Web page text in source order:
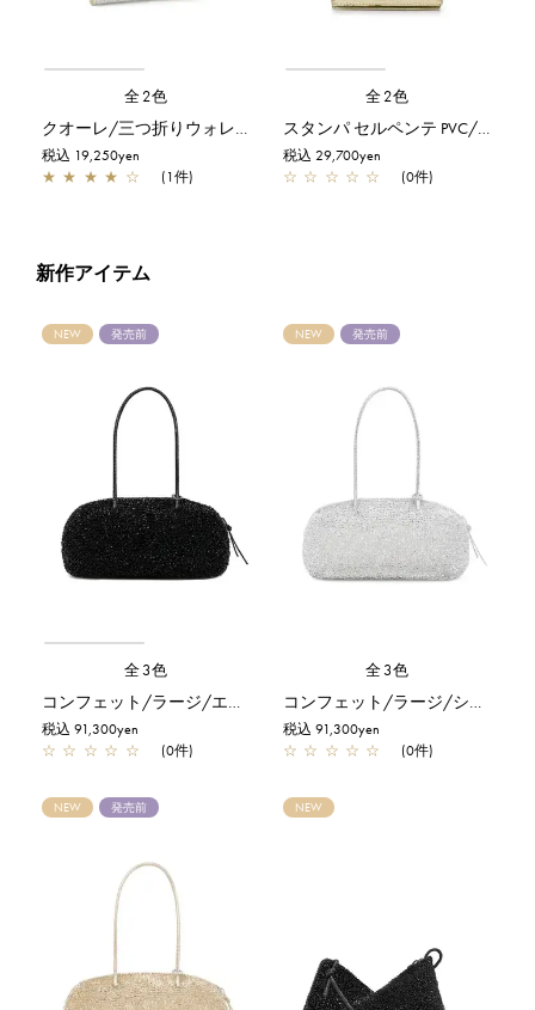
全2色
クオーレ/三つ折りウォレット/ゴールド
税込 19,250yen
★ ★ ★ ★ ☆ (1件)
全2色
スタンパ セルペンテ PVC/三つ折りウォレット/ゴールド
税込 29,700yen
☆ ☆ ☆ ☆ ☆ (0件)
新作アイテム
NEW 発売前
全3色
コンフェット/ラージ/エナメルブラック
税込 91,300yen
☆ ☆ ☆ ☆ ☆ (0件)
NEW 発売前
全3色
コンフェット/ラージ/シルバー
税込 91,300yen
☆ ☆ ☆ ☆ ☆ (0件)
NEW 発売前 NEW